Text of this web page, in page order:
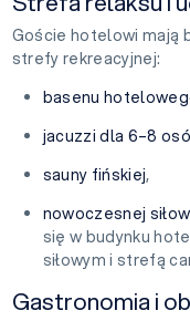
Goście hotelowi mają
strefy rekreacyjnej:
basenu
jacuzzi dla 6–8
sauny fińskiej,
nowoczesnej
się w budynku
siłowym i strefą
Gastronomia i